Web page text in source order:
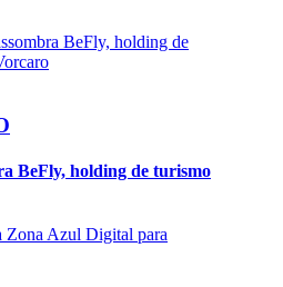
BeFly, holding de turismo